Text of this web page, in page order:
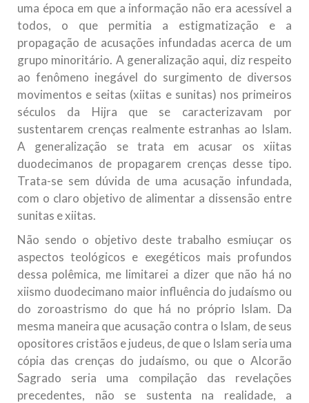
uma época em que a informação não era acessível a
todos, o que permitia a estigmatização e a
propagação de acusações infundadas acerca de um
grupo minoritário. A generalização aqui, diz respeito
ao fenômeno inegável do surgimento de diversos
movimentos e seitas (xiitas e sunitas) nos primeiros
séculos da Hijra que se caracterizavam por
sustentarem crenças realmente estranhas ao Islam.
A generalização se trata em acusar os xiitas
duodecimanos de propagarem crenças desse tipo.
Trata-se sem dúvida de uma acusação infundada,
com o claro objetivo de alimentar a dissensão entre
sunitas e xiitas.
Não sendo o objetivo deste trabalho esmiuçar os
aspectos teológicos e exegéticos mais profundos
dessa polêmica, me limitarei a dizer que não há no
xiismo duodecimano maior influência do judaísmo ou
do zoroastrismo do que há no próprio Islam. Da
mesma maneira que acusação contra o Islam, de seus
opositores cristãos e judeus, de que o Islam seria uma
cópia das crenças do judaísmo, ou que o Alcorão
Sagrado seria uma compilação das revelações
precedentes, não se sustenta na realidade, a